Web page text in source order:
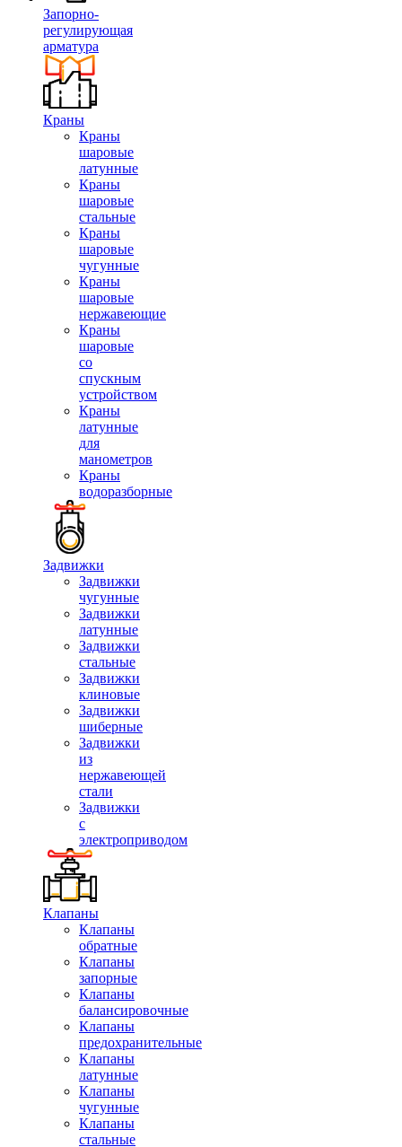
Запорно-
регулирующая
арматура
Краны
Краны
шаровые
латунные
Краны
шаровые
стальные
Краны
шаровые
чугунные
Краны
шаровые
нержавеющие
Краны
шаровые
со
спускным
устройством
Краны
латунные
для
манометров
Краны
водоразборные
Задвижки
Задвижки
чугунные
Задвижки
латунные
Задвижки
стальные
Задвижки
клиновые
Задвижки
шиберные
Задвижки
из
нержавеющей
стали
Задвижки
с
электроприводом
Клапаны
Клапаны
обратные
Клапаны
запорные
Клапаны
балансировочные
Клапаны
предохранительные
Клапаны
латунные
Клапаны
чугунные
Клапаны
стальные